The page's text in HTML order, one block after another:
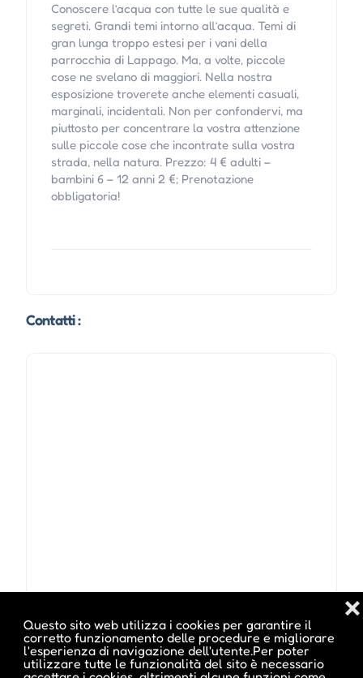
Questo sito web utilizza i cookies per garantire il
corretto funzionamento delle procedure e migliorare
l'esperienza di navigazione dell'utente.Per poter
utilizzare tutte le funzionalità del sito è necessario
❌
Conoscere l’acqua con tutte le sue qualità e
segreti. Grandi temi intorno all’acqua. Temi di
gran lunga troppo estesi per i vani della
parrocchia di Lappago. Ma, a volte, piccole
cose ne svelano di maggiori. Nella nostra
esposizione troverete anche elementi casuali,
marginali, incidentali. Non per confondervi, ma
piuttosto per concentrare la vostra attenzione
sulle piccole cose che incontrate sulla vostra
strada, nella natura. Prezzo: 4 € adulti –
bambini 6 – 12 anni 2 €; Prenotazione
obbligatoria!
Contatti :
Indirizzo : Mühlwald, Selva dei Molini, BZ